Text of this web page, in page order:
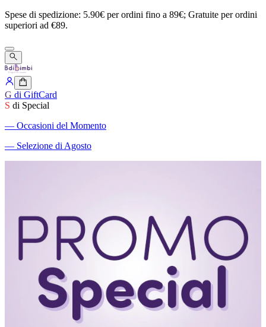
Spese di spedizione: 5.90€ perordini fino a 89€; Gratuite perordini
superiori ad €89.
G di GiftCard
S di Special
― Occasioni del Momento
― Selezione di Agosto